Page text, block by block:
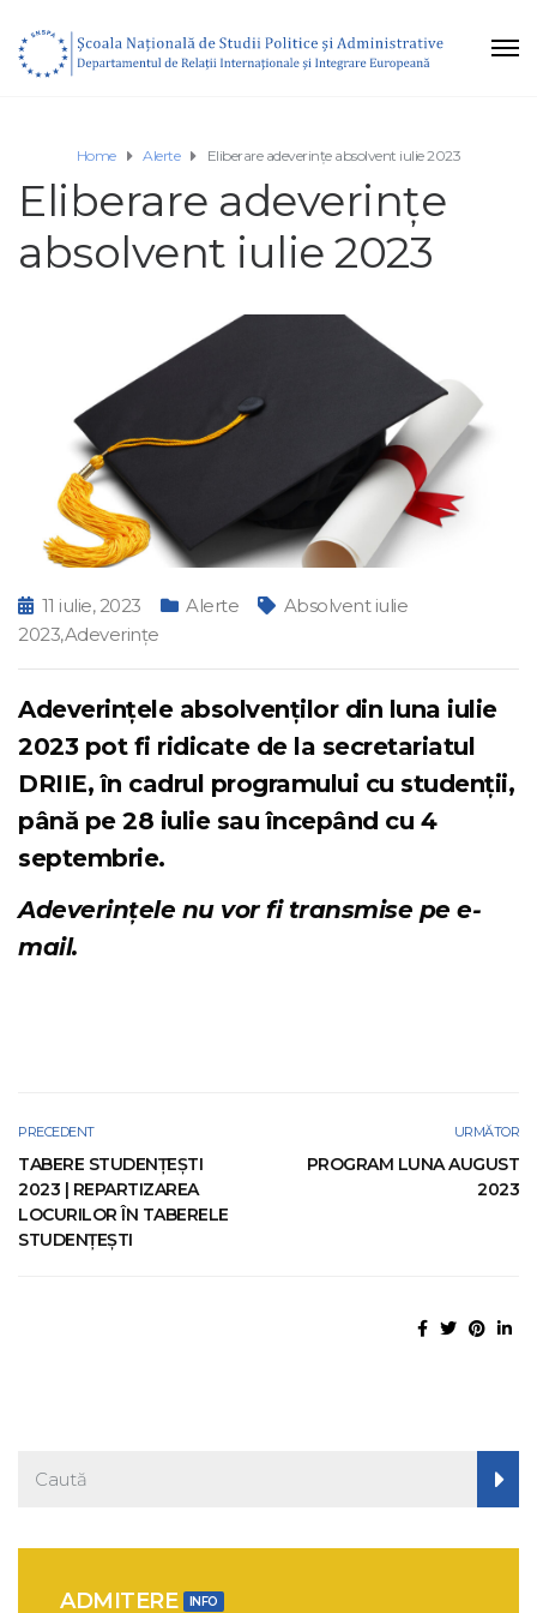
Home Alerte Eliberare adeverințe absolvent iulie 2023
Eliberare adeverințe
absolvent iulie 2023
11 iulie, 2023 Alerte
Absolvent iulie
2023,Adeverințe
Adeverințele absolvenților din luna iulie
2023 pot fi ridicate de la secretariatul
DRIIE, în cadrul programului cu studenții,
până pe 28 iulie sau începând cu 4
septembrie.
Adeverințele nu vor fi transmise pe e-
mail.
PRECEDENT
TABERE STUDENŢEŞTI
2023 | REPARTIZAREA
LOCURILOR ÎN TABERELE
STUDENȚEȘTI
URMĂTOR
PROGRAM LUNA AUGUST
2023
ADMITERE INFO